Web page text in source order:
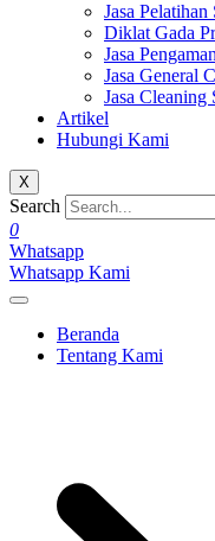
Jasa
Diklat Gada
Jasa
Jasa General
Jasa Cleaning
Artikel
Hubungi Kami
X
Search
0
Whatsapp
Whatsapp Kami
Beranda
Tentang Kami